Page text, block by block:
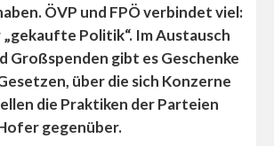
ÖVP und FPÖ verbindet viel:
Politik“. Im Austausch
Großspenden gibt es Geschenke
über die sich Konzerne
die Praktiken der Parteien
gegenüber.